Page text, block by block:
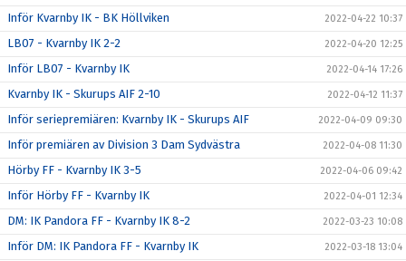
Inför Kvarnby IK - BK Höllviken 2022-04-22 10:37
LB07 - Kvarnby IK 2-2 2022-04-20 12:25
Inför LB07 - Kvarnby IK 2022-04-14 17:26
Kvarnby IK - Skurups AIF 2-10 2022-04-12 11:37
Inför seriepremiären: Kvarnby IK - Skurups AIF 2022-04-09 09:30
Inför premiären av Division 3 Dam Sydvästra 2022-04-08 11:30
Hörby FF - Kvarnby IK 3-5 2022-04-06 09:42
Inför Hörby FF - Kvarnby IK 2022-04-01 12:34
DM: IK Pandora FF - Kvarnby IK 8-2 2022-03-23 10:08
Inför DM: IK Pandora FF - Kvarnby IK 2022-03-18 13:04